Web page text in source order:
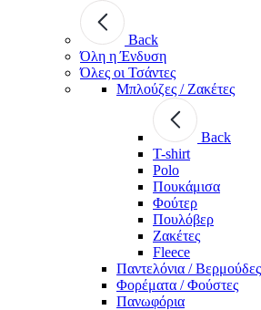
Back
Όλη η Ένδυση
Όλες οι Τσάντες
Μπλούζες / Ζακέτες
Back
T-shirt
Polo
Πουκάμισα
Φούτερ
Πουλόβερ
Ζακέτες
Fleece
Παντελόνια / Βερμούδες
Φορέματα / Φούστες
Πανωφόρια